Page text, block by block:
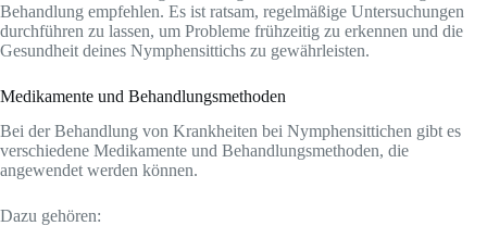
Behandlung empfehlen. Es ist ratsam, regelmäßige Untersuchungen
durchführen zu lassen, um Probleme frühzeitig zu erkennen und die
Gesundheit deines Nymphensittichs zu gewährleisten.
Medikamente und Behandlungsmethoden
Bei der Behandlung von Krankheiten bei Nymphensittichen gibt es
verschiedene Medikamente und Behandlungsmethoden, die
angewendet werden können.
Dazu gehören: